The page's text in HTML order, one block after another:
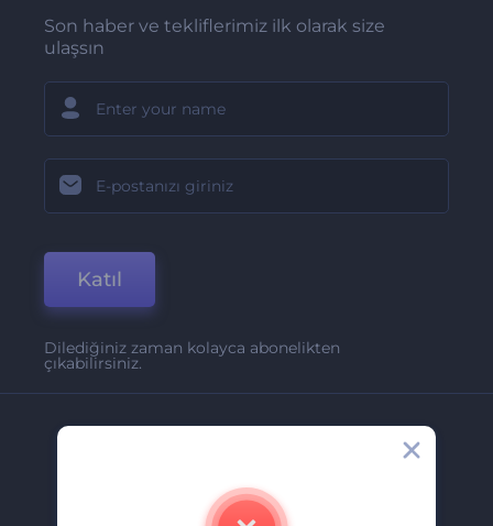
Son haber ve tekliflerimiz ilk olarak size
ulaşsın
Katıl
Dilediğiniz zaman kolayca abonelikten
çıkabilirsiniz.
İletişim